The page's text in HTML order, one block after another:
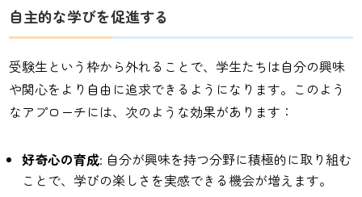
自主的な学びを促進する
受験生という枠から外れることで、学生たちは自分の興味
や関心をより自由に追求できるようになります。このよう
なアプローチには、次のような効果があります：
好奇心の育成: 自分が興味を持つ分野に積極的に取り組む
ことで、学びの楽しさを実感できる機会が増えます。